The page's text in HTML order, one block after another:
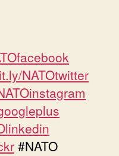
NATOtwitter
#NATO